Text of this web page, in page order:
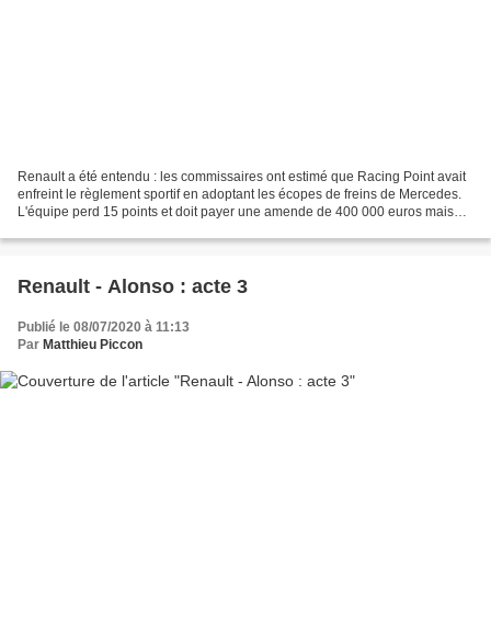
Renault a été entendu : les commissaires ont estimé que Racing Point avait
enfreint le règlement sportif en adoptant les écopes de freins de Mercedes.
L'équipe perd 15 points et doit payer une amende de 400 000 euros mais
Renault - Alonso : acte 3
Publié le 08/07/2020 à 11:13
Par Matthieu Piccon